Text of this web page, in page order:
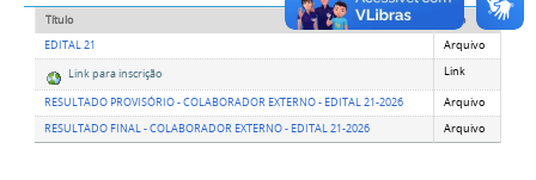
Título
Tipo
EDITAL 21
Arquivo
Link para inscrição
Link
RESULTADO PROVISÓRIO - COLABORADOR EXTERNO - EDITAL 21-2026
Arquivo
RESULTADO FINAL - COLABORADOR EXTERNO - EDITAL 21-2026
Arquivo